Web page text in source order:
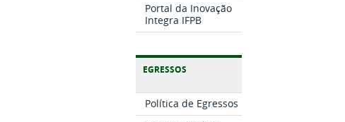
Portal da Inovação
Integra IFPB
EGRESSOS
Política de Egressos